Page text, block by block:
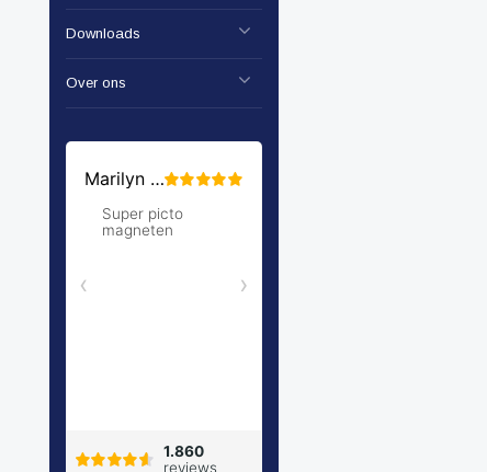
Downloads
Over ons